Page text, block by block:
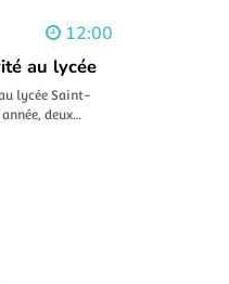
12:00
au lycée
lycée Saint-
deux…